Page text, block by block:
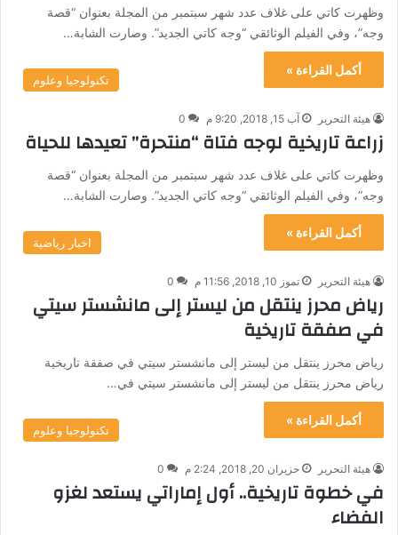
وظهرت كاتي على غلاف عدد شهر سبتمبر من المجلة بعنوان “قصة
وجه”، وفي الفيلم الوثائقي “وجه كاتي الجديد”. وصارت الشابة…
أكمل القراءة »
تكنولوجيا وعلوم
هيئة التحرير آب 15, 2018, 9:20 م 0
زراعة تاريخية لوجه فتاة “منتحرة” تعيدها للحياة
وظهرت كاتي على غلاف عدد شهر سبتمبر من المجلة بعنوان “قصة
وجه”، وفي الفيلم الوثائقي “وجه كاتي الجديد”. وصارت الشابة…
أكمل القراءة »
اخبار رياضية
هيئة التحرير تموز 10, 2018, 11:56 م 0
رياض محرز ينتقل من ليستر إلى مانشستر سيتي
في صفقة تاريخية
رياض محرز ينتقل من ليستر إلى مانشستر سيتي في صفقة تاريخية
رياض محرز ينتقل من ليستر إلى مانشستر سيتي في…
أكمل القراءة »
تكنولوجيا وعلوم
هيئة التحرير حزيران 20, 2018, 2:24 م 0
في خطوة تاريخية.. أول إماراتي يستعد لغزو
الفضاء